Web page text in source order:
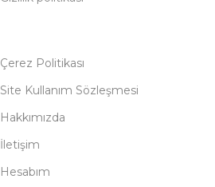
Çerez Politikası
Site Kullanım Sözleşmesi
Hakkımızda
İletişim
Hesabım